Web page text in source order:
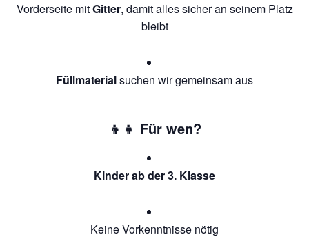
Vorderseite mitGitter, damit alles sicher an seinem Platz
bleibt
Füllmaterialsuchen wir gemeinsam aus
👦👧 Für wen?
Kinder ab der 3. Klasse
Keine Vorkenntnisse nötig